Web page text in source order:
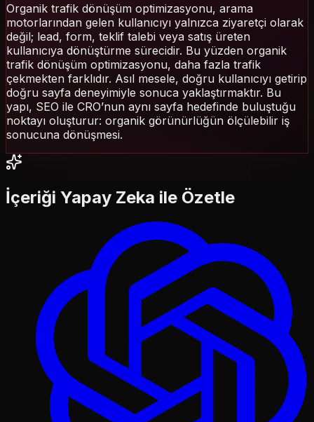
Organik trafik dönüşüm optimizasyonu, arama
motorlarından gelen kullanıcıyı yalnızca ziyaretçi olarak
değil; lead, form, teklif talebi veya satış üreten
kullanıcıya dönüştürme sürecidir. Bu yüzden organik
trafik dönüşüm optimizasyonu, daha fazla trafik
çekmekten farklıdır. Asıl mesele, doğru kullanıcıyı getirip
doğru sayfa deneyimiyle sonuca yaklaştırmaktır. Bu
yapı, SEO ile CRO’nun aynı sayfa hedefinde buluştuğu
noktayı oluşturur: organik görünürlüğün ölçülebilir iş
sonucuna dönüşmesi.
İçeriği Yapay Zeka ile Özetle